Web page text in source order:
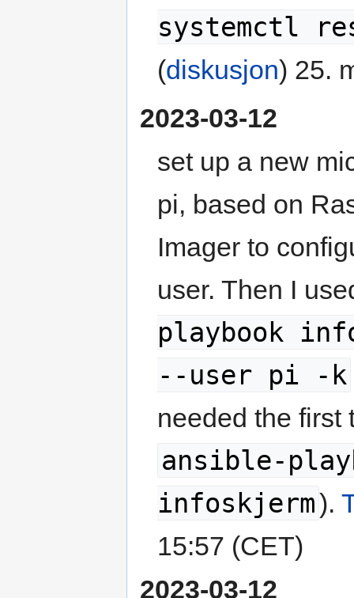
systemctl
(diskusjon) 25.
2023-03-12
set up a new
pi, based on
Imager to
user. Then I
playbook
--user pi -k
needed the first
ansible-
infoskjerm).
15:57 (CET)
2023-03-12